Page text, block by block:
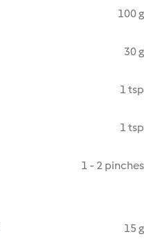
100 g
30 g
1 tsp
1 tsp
1 - 2 pinches
15 g